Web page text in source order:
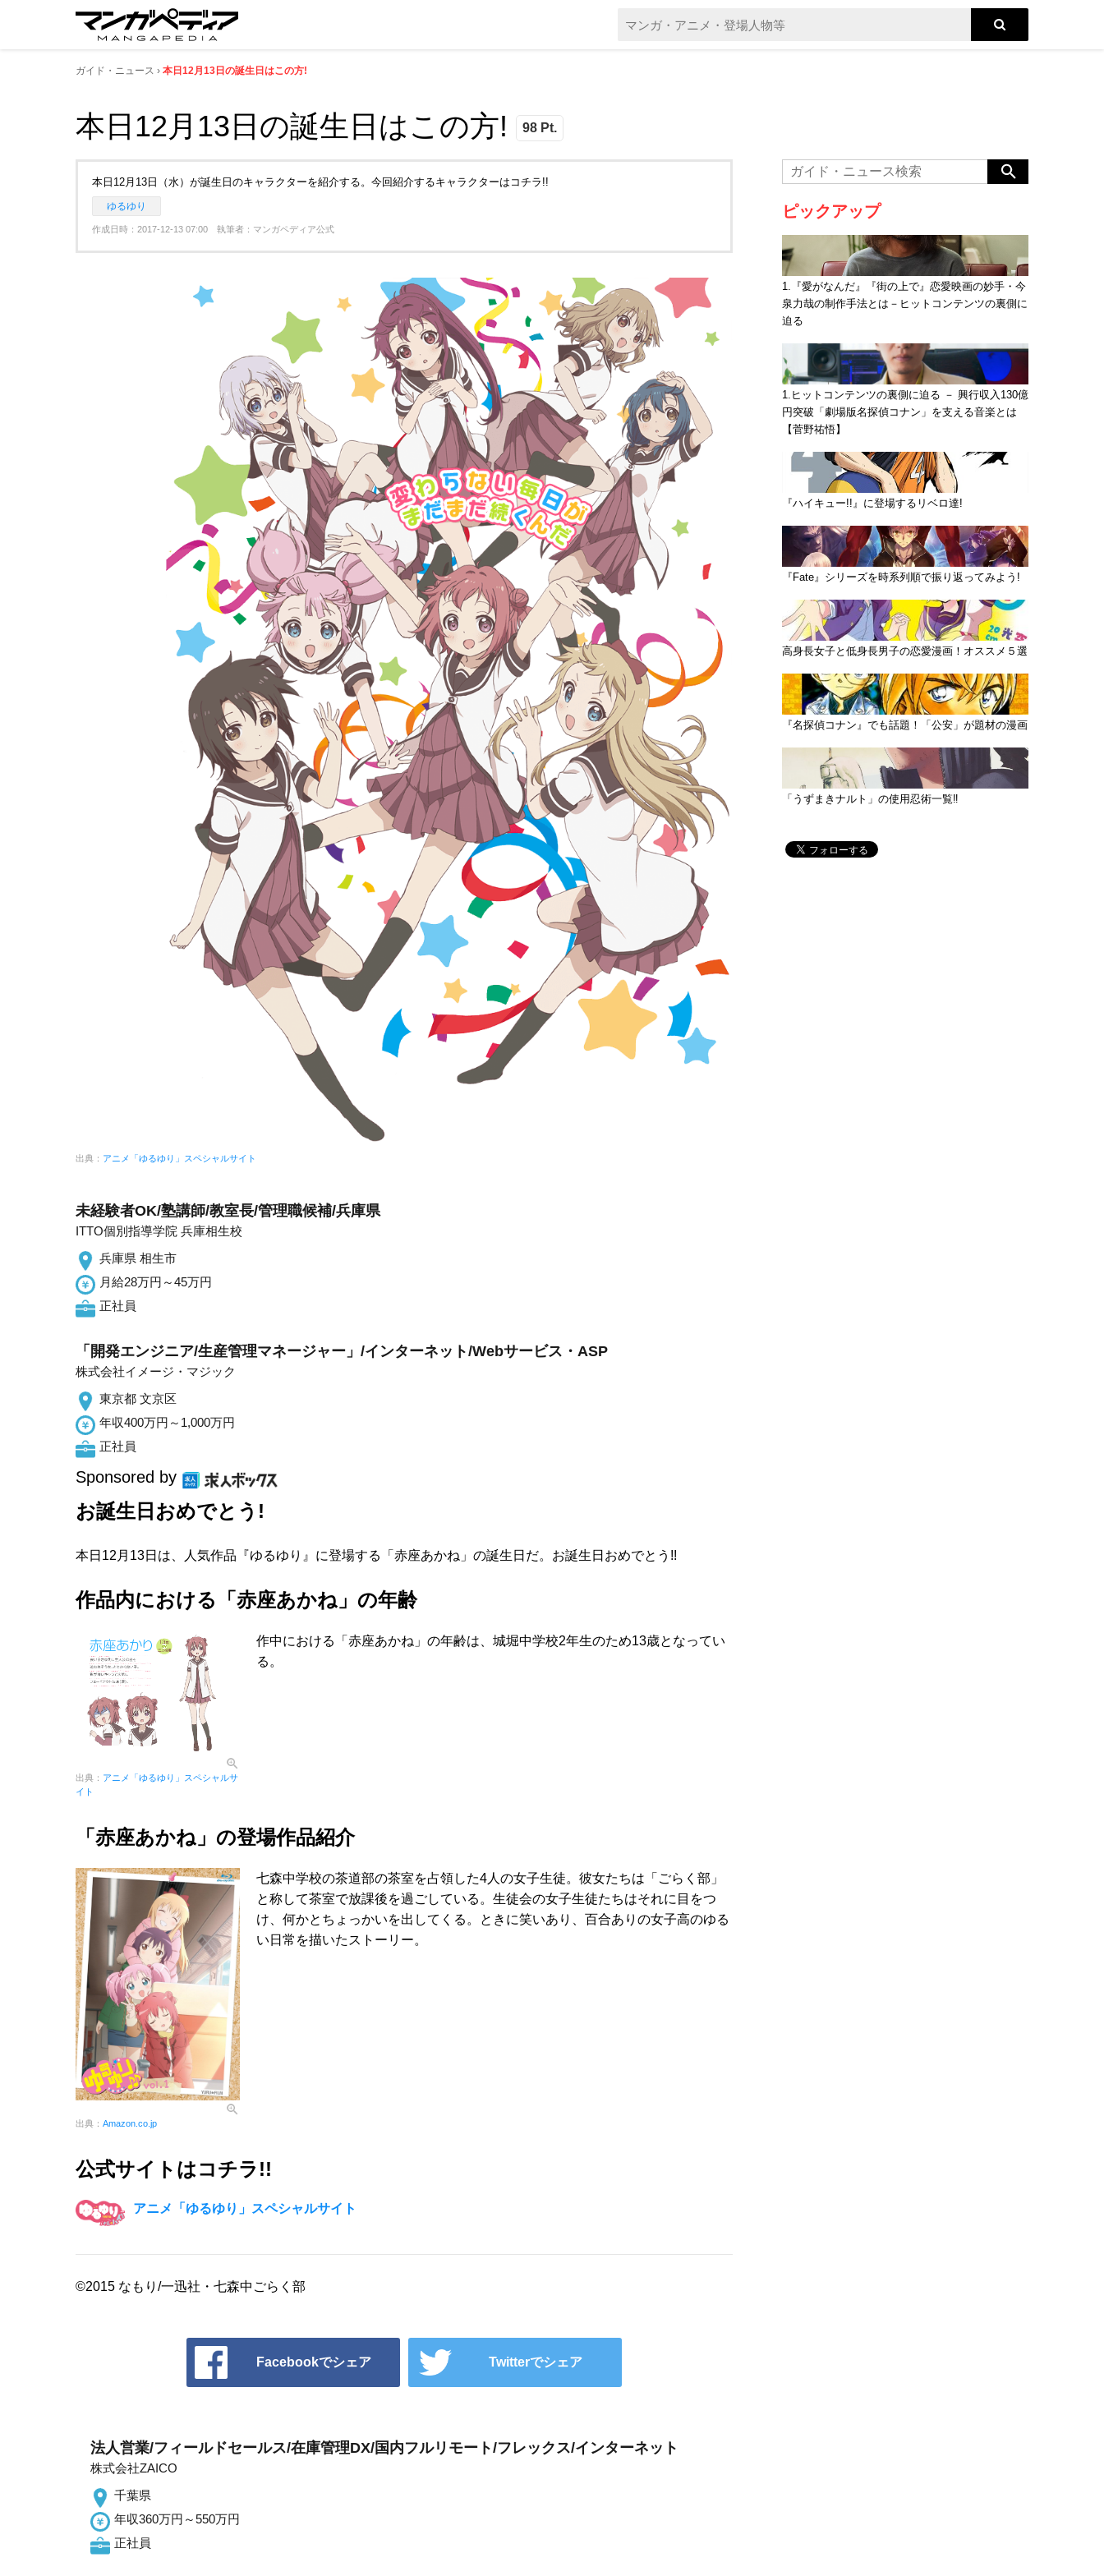
ガイド・ニュース 本日12月13日の誕生日はこの方!
本日12月13日の誕生日はこの方! 98 Pt.
本日12月13日（水）が誕生日のキャラクターを紹介する。今回紹介するキャラクターはコチラ!!
ゆるゆり
作成日時：2017-12-13 07:00 執筆者：マンガペディア公式
出典： アニメ「ゆるゆり」スペシャルサイト
未経験者OK/塾講師/教室長/管理職候補/兵庫県
ITTO個別指導学院 兵庫相生校
兵庫県 相生市
月給28万円～45万円
正社員
「開発エンジニア/生産管理マネージャー」/インターネット/Webサービス・ASP
株式会社イメージ・マジック
東京都 文京区
年収400万円～1,000万円
正社員
Sponsored by
お誕生日おめでとう!
本日12月13日は、人気作品『ゆるゆり』に登場する「赤座あかね」の誕生日だ。お誕生日おめでとう!!
作品内における「赤座あかね」の年齢
出典： アニメ「ゆるゆり」スペシャルサ
イト
作中における「赤座あかね」の年齢は、城堀中学校2年生のため13歳となってい
る。
「赤座あかね」の登場作品紹介
出典： Amazon.co.jp
七森中学校の茶道部の茶室を占領した4人の女子生徒。彼女たちは「ごらく部」
と称して茶室で放課後を過ごしている。生徒会の女子生徒たちはそれに目をつ
け、何かとちょっかいを出してくる。ときに笑いあり、百合ありの女子高のゆる
い日常を描いたストーリー。
公式サイトはコチラ!!
アニメ「ゆるゆり」スペシャルサイト
©2015 なもり/一迅社・七森中ごらく部
Facebookでシェア Twitterでシェア
法人営業/フィールドセールス/在庫管理DX/国内フルリモート/フレックス/インターネット
株式会社ZAICO
千葉県
年収360万円～550万円
正社員
ピックアップ
1.『愛がなんだ』『街の上で』恋愛映画の妙手・今
泉力哉の制作手法とは－ヒットコンテンツの裏側に
迫る
1.ヒットコンテンツの裏側に迫る － 興行収入130億
円突破「劇場版名探偵コナン」を支える音楽とは
【菅野祐悟】
『ハイキュー!!』に登場するリベロ達!
『Fate』シリーズを時系列順で振り返ってみよう!
高身長女子と低身長男子の恋愛漫画！オススメ５選
『名探偵コナン』でも話題！「公安」が題材の漫画
「うずまきナルト」の使用忍術一覧‼